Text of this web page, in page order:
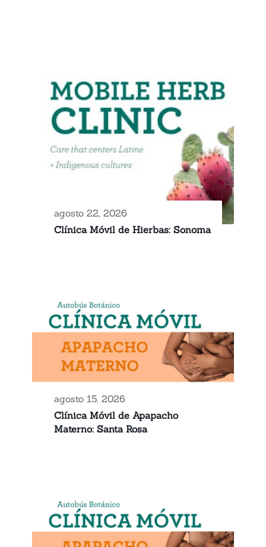
agosto 22, 2026
Clínica Móvil de Hierbas: Sonoma
agosto 15, 2026
Clínica Móvil de Apapacho
Materno: Santa Rosa